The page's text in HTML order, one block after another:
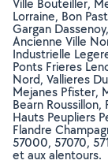
Ville Bouteiller,
Lorraine, Bon
Gargan
Ancienne Ville
Industrielle
Ponts Frieres
Nord, Vallieres
Mejanes Pfister,
Bearn
Hauts Peupliers
Flandre
57000, 57070,
et aux alentours.